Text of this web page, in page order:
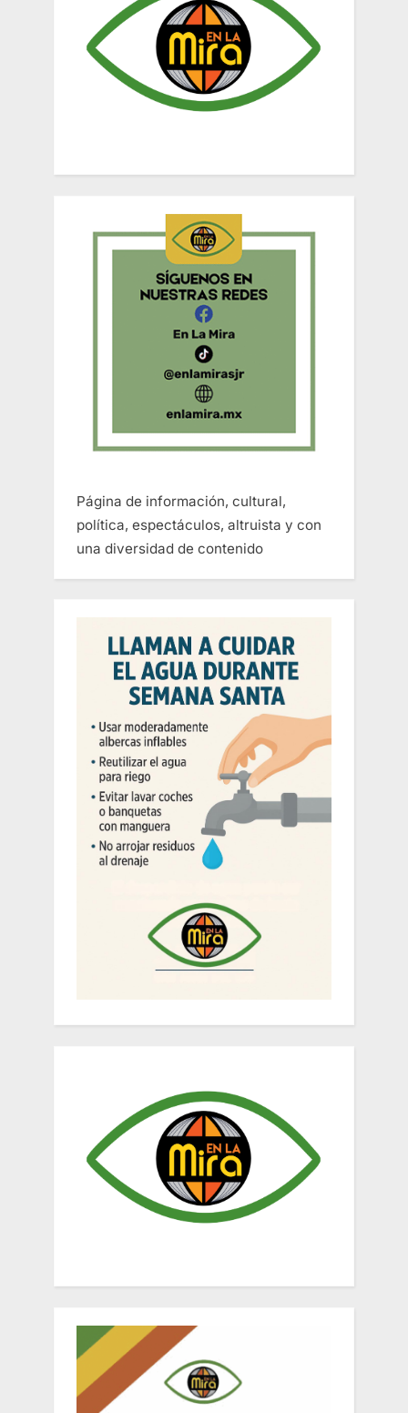
Página de información, cultural,
política, espectáculos, altruista y con
una diversidad de contenido